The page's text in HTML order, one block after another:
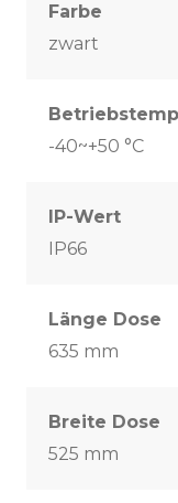
Farbe
zwart
-40~+50 °C
IP-Wert
IP66
Länge Dose
635 mm
Breite Dose
525 mm